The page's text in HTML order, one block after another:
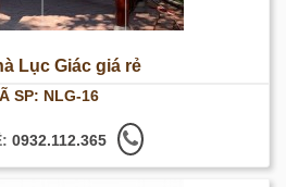
Lục Giác giá rẻ
SP: NLG-16
0932.112.365